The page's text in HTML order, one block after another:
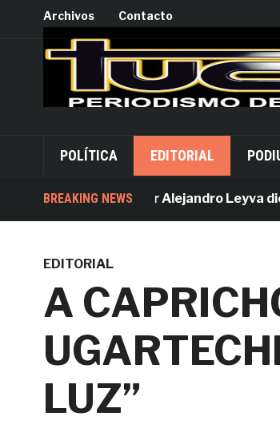
Archivos Contacto
POLÍTICA EDITORIAL
BREAKING NEWS
Acusados por Alejandro Leyva dieron
EDITORIAL
A
LUZ”